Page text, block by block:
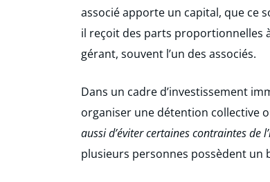
associé apporte un capital, que ce
il reçoit des parts proportionnelles
gérant, souvent l’un des associés.
Dans un cadre d’investissement
organiser une détention collective
aussi d’éviter certaines contraintes de
plusieurs personnes possèdent un